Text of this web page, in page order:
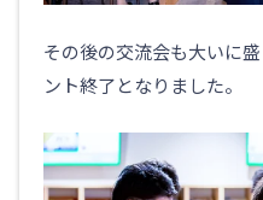
その後の交流会も大いに
ント終了となりました。